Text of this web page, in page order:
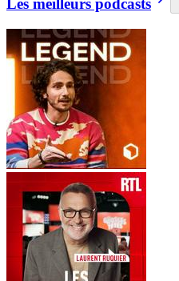
Les meilleurs podcasts